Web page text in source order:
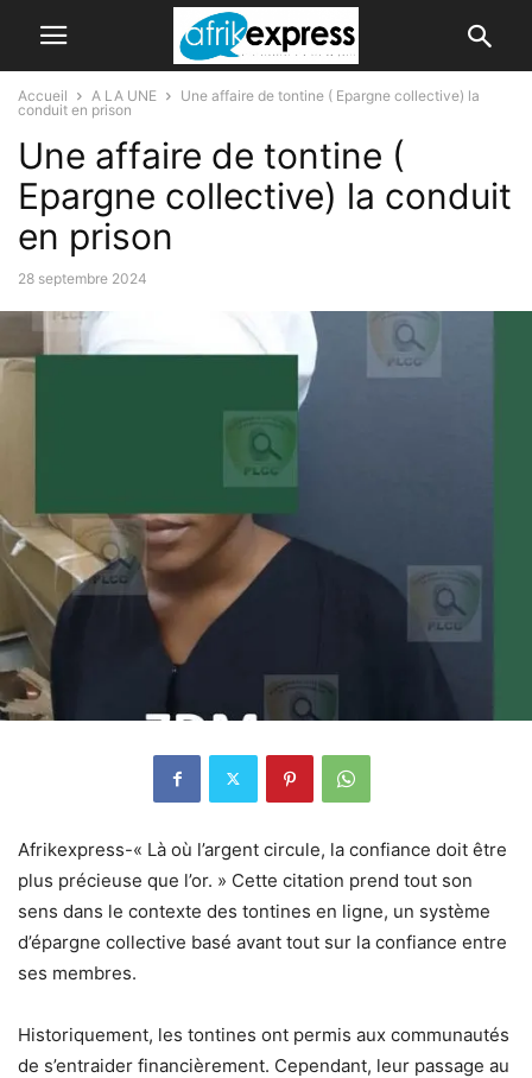
Accueil A LA UNE
Une affaire de tontine ( Epargne collective) la
conduit en prison
Une affaire de tontine (
Epargne collective) la conduit
en prison
28 septembre 2024
Afrikexpress-« Là où l’argent circule, la confiance doit être
plus précieuse que l’or. » Cette citation prend tout son
sens dans le contexte des tontines en ligne, un système
d’épargne collective basé avant tout sur la confiance entre
ses membres.
Historiquement, les tontines ont permis aux communautés
de s’entraider financièrement. Cependant, leur passage au